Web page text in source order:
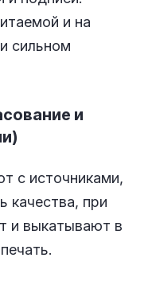
и на
сильном
и
с источниками,
качества, при
и выкатывают в